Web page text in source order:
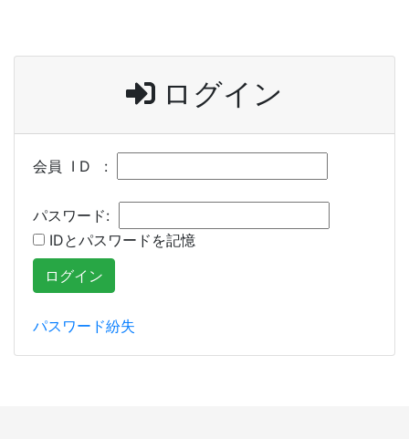
ログイン
会員 I D :
パスワード:
IDとパスワードを記憶
パスワード紛失